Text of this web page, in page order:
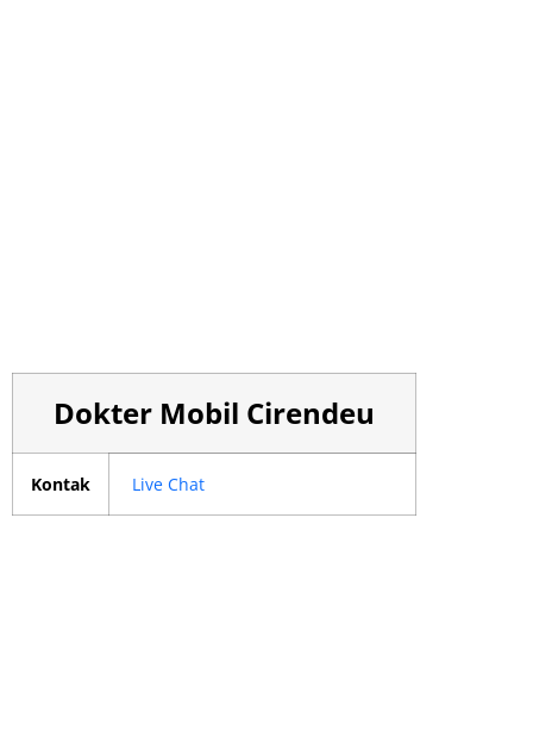
Dokter Mobil Cirendeu
Kontak Live Chat